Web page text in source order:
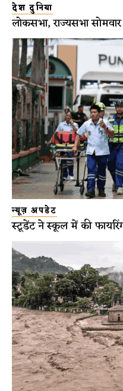
देश दुनिया
लोकसभा, राज्यसभा
न्यूज़ अपडेट
स्टूडेंट ने स्कूल में की